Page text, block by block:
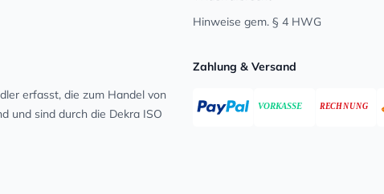
Hinweise gem. § 4 HWG
erfasst, die zum Handel von
und sind durch die Dekra ISO
Zahlung & Versand